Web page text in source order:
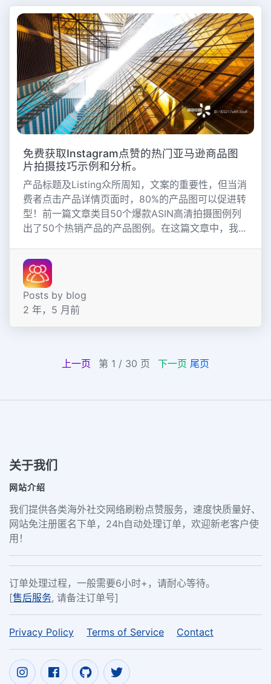
免费获取Instagram点赞的热门亚马逊商品图
片拍摄技巧示例和分析。
产品标题及Listing众所周知，文案的重要性，但当消
费者点击产品详情页面时，80%的产品图可以促进转
型！前一篇文章类目50个爆款ASIN高清拍摄图例列
出了50个热销产品的产品图例。在这篇文章中，我...
Posts by blog
2 年，5 月前
上一页 第 1 / 30 页 下一页 尾页
关于我们
网站介绍
我们提供各类海外社交网络刷粉点赞服务，速度快质量好、
网站免注册匿名下单，24h自动处理订单，欢迎新老客户使
用！
订单处理过程，一般需要6小时+，请耐心等待。
[售后服务, 请备注订单号]
Privacy Policy Terms of Service Contact